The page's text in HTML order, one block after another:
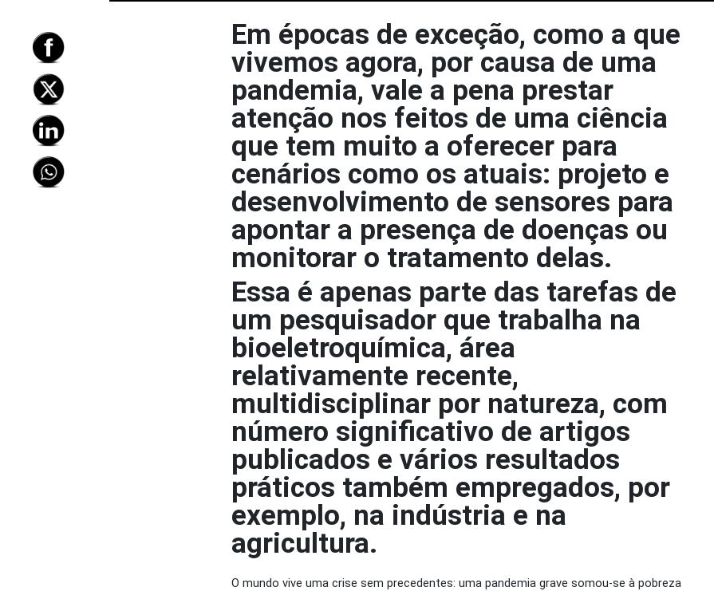
Em épocas de exceção, como a que
vivemos agora, por causa de uma
pandemia, vale a pena prestar
atenção nos feitos de uma ciência
que tem muito a oferecer para
cenários como os atuais: projeto e
desenvolvimento de sensores para
apontar a presença de doenças ou
monitorar o tratamento delas.
Essa é apenas parte das tarefas de
um pesquisador que trabalha na
bioeletroquímica, área
relativamente recente,
multidisciplinar por natureza, com
número significativo de artigos
publicados e vários resultados
práticos também empregados, por
exemplo, na indústria e na
agricultura.
O mundo vive uma crise sem precedentes: uma pandemia grave somou-se à pobreza